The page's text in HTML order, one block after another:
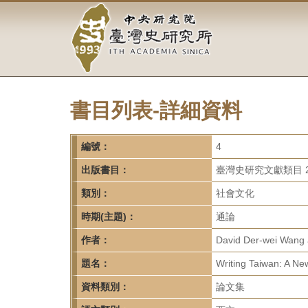
容
中
央
研
究
院-
臺
灣
史
研
究
所-
書目列表-詳細資料
編號： 4
出版書目： 臺灣史研究文獻類目
類別： 社會文化
時期(主題)： 通論
作者： David Der-wei
題名： Writing Taiwan: A
資料類別： 論文集